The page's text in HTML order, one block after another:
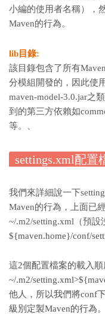
小編的使用者名稱），
Maven的行為。
lib目錄:
該目錄包含了所有
分模組開發的，因此使
maven-model-3.0.jar之
到的第三方依賴如
等。、
settings.xml配置
我們來詳細說一下
Maven的行為，上面已
~/.m2/setting.xml（預設
${maven.home}/conf/
這2個配置檔案的載入順
~/.m2/
他人，所以我們將conf
級別定製Maven的行為。